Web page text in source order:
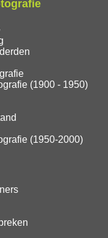
(1900 - 1950)
(1950-2000)